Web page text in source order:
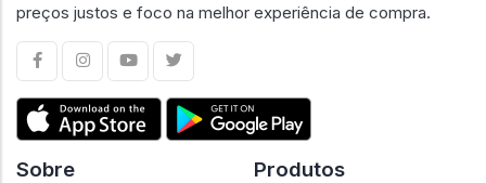
preços justos e foco na melhor experiência de compra.
Sobre Produtos